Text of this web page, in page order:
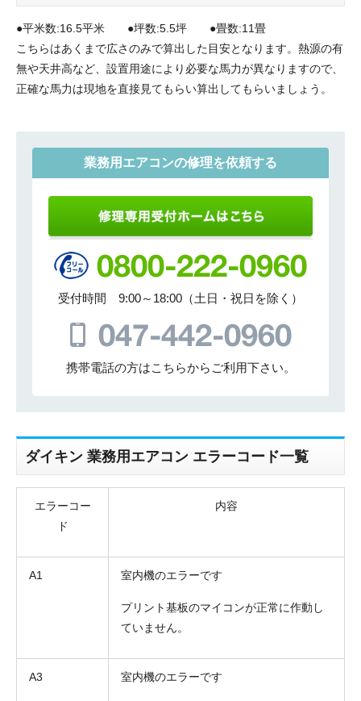
●平米数:16.5平米 ●坪数:5.5坪 ●畳数:11畳
こちらはあくまで広さのみで算出した目安となります。熱源の有
無や天井高など、設置用途により必要な馬力が異なりますので、
正確な馬力は現地を直接見てもらい算出してもらいましょう。
業務用エアコンの修理を依頼する
受付時間 9:00～18:00（土日・祝日を除く）
携帯電話の方はこちらからご利用下さい。
ダイキン 業務用エアコン エラーコード一覧
エラーコー
ド
内容
A1 室内機のエラーです
プリント基板のマイコンが正常に作動し
ていません。
A3 室内機のエラーです